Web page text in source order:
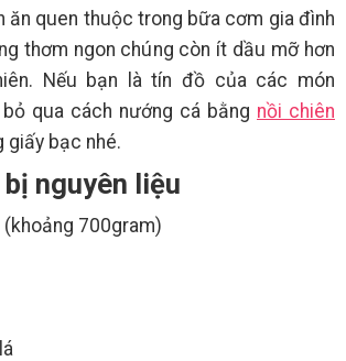
ăn quen thuộc trong bữa cơm gia đình
thơm ngon chúng còn ít dầu mỡ hơn
Nếu bạn là tín đồ của các món
qua cách nướng cá bằng nồi chiên
giấy bạc nhé.
nguyên liệu
700gram)